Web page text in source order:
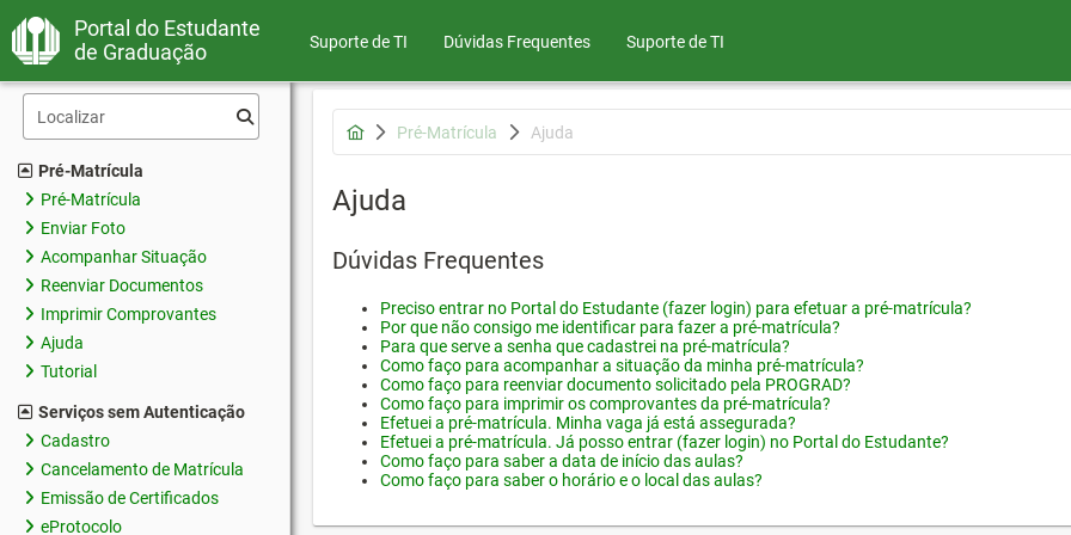
Portal do Estudante
de Graduação
Suporte de TI Dúvidas Frequentes Suporte de TI
Pré-Matrícula
Pré-Matrícula
Enviar Foto
Acompanhar Situação
Reenviar Documentos
Imprimir Comprovantes
Ajuda
Tutorial
Serviços sem Autenticação
Cadastro
Cancelamento de Matrícula
Emissão de Certificados
eProtocolo
Pré-Matrícula Ajuda
Ajuda
Dúvidas Frequentes
Preciso entrar no Portal do Estudante (fazer login) para efetuar a pré-matrícula?
Por que não consigo me identificar para fazer a pré-matrícula?
Para que serve a senha que cadastrei na pré-matrícula?
Como faço para acompanhar a situação da minha pré-matrícula?
Como faço para reenviar documento solicitado pela PROGRAD?
Como faço para imprimir os comprovantes da pré-matrícula?
Efetuei a pré-matrícula. Minha vaga já está assegurada?
Efetuei a pré-matrícula. Já posso entrar (fazer login) no Portal do Estudante?
Como faço para saber a data de início das aulas?
Como faço para saber o horário e o local das aulas?